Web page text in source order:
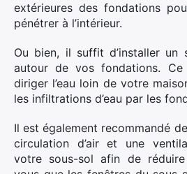
extérieures des fondations
pénétrer à l’intérieur.
Ou bien, il suffit d’installer un
autour de vos fondations.
diriger l’eau loin de votre
les infiltrations d’eau par les
Il est également recommandé
circulation d’air et une
votre sous-sol afin de réduire